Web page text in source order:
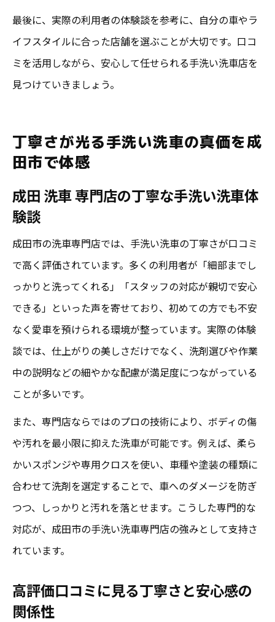
最後に、実際の利用者の体験談を参考に、自分の車やラ
イフスタイルに合った店舗を選ぶことが大切です。口コ
ミを活用しながら、安心して任せられる手洗い洗車店を
見つけていきましょう。
丁寧さが光る手洗い洗車の真価を成
田市で体感
成田 洗車 専門店の丁寧な手洗い洗車体
験談
成田市の洗車専門店では、手洗い洗車の丁寧さが口コミ
で高く評価されています。多くの利用者が「細部までし
っかりと洗ってくれる」「スタッフの対応が親切で安心
できる」といった声を寄せており、初めての方でも不安
なく愛車を預けられる環境が整っています。実際の体験
談では、仕上がりの美しさだけでなく、洗剤選びや作業
中の説明などの細やかな配慮が満足度につながっている
ことが多いです。
また、専門店ならではのプロの技術により、ボディの傷
や汚れを最小限に抑えた洗車が可能です。例えば、柔ら
かいスポンジや専用クロスを使い、車種や塗装の種類に
合わせて洗剤を選定することで、車へのダメージを防ぎ
つつ、しっかりと汚れを落とせます。こうした専門的な
対応が、成田市の手洗い洗車専門店の強みとして支持さ
れています。
高評価口コミに見る丁寧さと安心感の
関係性